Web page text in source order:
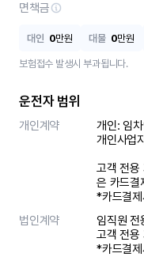
면책금
대인 0만원 대물 0만원
보험접수 발생시 부과됩니다.
운전자 범위
개인계약
개인: 임
개인사업
고객 전용
은 카드결
*카드결
법인계약
임직원 전
고객 전용
*카드결